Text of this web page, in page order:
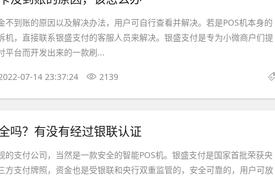
不到账的原因以及解决办法，用户可自行查看并解决。若是POS机本身的
机，直接联系银盛支付的客服人员来解决。银盛支付是专为小微商户们提
平台而开发出来的一款刷...
07-14 23:37:24 2139
吗？有没有经过银联认证
的支付公司，当然是一款安全的智能POS机。银盛支付是国家首批荣获央
方支付牌照，资金也是受银联和央行双重监管的，安全可靠的，用户可放